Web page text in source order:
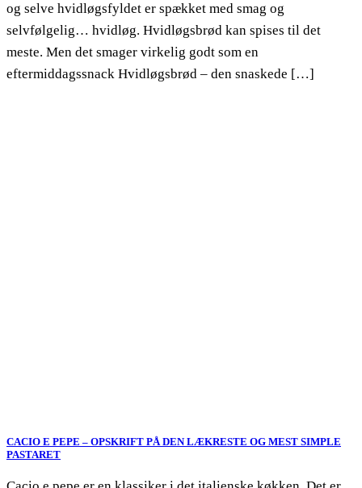
og selve hvidløgsfyldet er spækket med smag og
selvfølgelig… hvidløg. Hvidløgsbrød kan spises til det
meste. Men det smager virkelig godt som en
eftermiddagssnack Hvidløgsbrød – den snaskede […]
CACIO E PEPE – OPSKRIFT PÅ DEN LÆKRESTE OG MEST SIMPLE
PASTARET